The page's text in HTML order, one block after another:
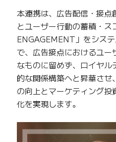
本連携は、広告配信・接点
とユーザー行動の蓄積・
ENGAGEMENT」をシス
で、広告接点におけるユー
なものに留めず、ロイヤ
的な関係構築へと昇華させ
の向上とマーケティング
化を実現します。